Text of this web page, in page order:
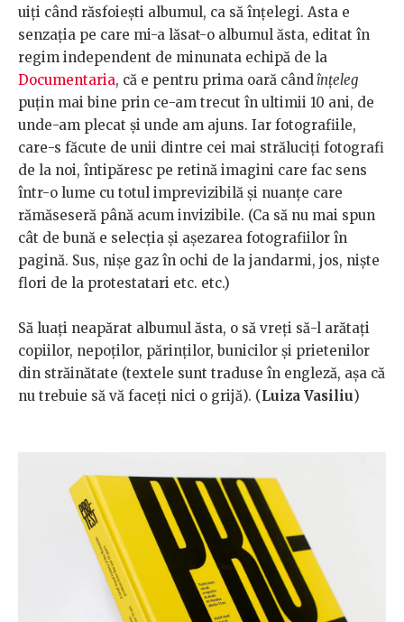
uiți când răsfoiești albumul, ca să înțelegi. Asta e
senzația pe care mi-a lăsat-o albumul ăsta, editat în
regim independent de minunata echipă de la
Documentaria, că e pentru prima oară cândînțeleg
puțin mai bine prin ce-am trecut în ultimii 10 ani, de
unde-am plecat și unde am ajuns. Iar fotografiile,
care-s făcute de unii dintre cei mai străluciți fotografi
de la noi, întipăresc pe retină imagini care fac sens
într-o lume cu totul imprevizibilă și nuanțe care
rămăseseră până acum invizibile. (Ca să nu mai spun
cât de bună e selecția și așezarea fotografiilor în
pagină. Sus, nișe gaz în ochi de la jandarmi, jos, niște
flori de la protestatari etc. etc.)
Să luați neapărat albumul ăsta, o să vreți să-l arătați
copiilor, nepoților, părinților, bunicilor și prietenilor
din străinătate (textele sunt traduse în engleză, așa că
nu trebuie să vă faceți nici o grijă). (Luiza Vasiliu)